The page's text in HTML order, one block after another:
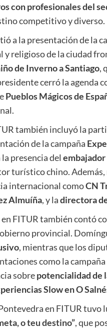
con profesionales del
competitivo y diverso.
a la presentación de la
religioso de la ciudad
de Inverno a Santiago,
cerró la agenda
Pueblos Mágicos de
también incluyó la
de la campaña
presencia del embajador
turístico chino.
internacional comoCN
Almuíña, y ladirectora
FITUR también contó
provincial.
, mientras que los
como la campaña
sobrepotencialidad de
Slow en O
en FITUR tuvo
o teu destino”, que